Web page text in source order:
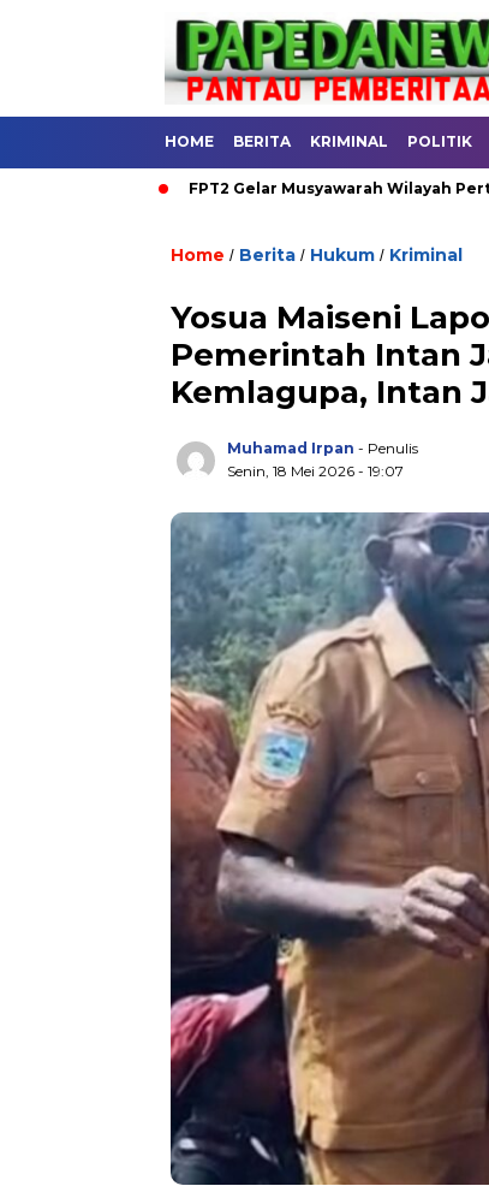
HOME BERITA KRIMINAL POLITIK
FPT2 Gelar Musyawarah Wilayah Pertama di Aula
Home / Berita / Hukum / Kriminal
Yosua Maiseni
Pemerintah Intan
Kemlagupa, Intan
Muhamad Irpan - Penulis
Senin, 18 Mei 2026 - 19:07